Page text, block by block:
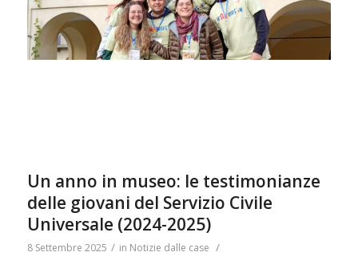
Un anno in museo: le testimonianze
delle giovani del Servizio Civile
Universale (2024-2025)
8 Settembre 2025 / in Notizie dalle case /